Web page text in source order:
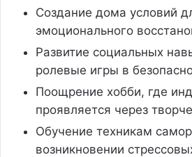
Создание дома условий
эмоционального
Развитие социальных
ролевые игры в
Поощрение хобби, где
проявляется через
Обучение техникам
возникновении